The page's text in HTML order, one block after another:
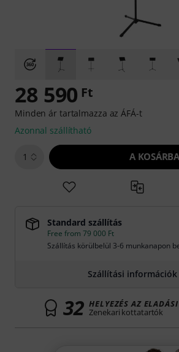
28 590 Ft
Minden ár tartalmazza az ÁFÁ-t
Azonnal szállítható
1 A KOSÁRBA
Standard szállítás
Free from 79 000 Ft
Szállítás körülbelül 3-6 munkanapon
Szállítási információk
32 HELYEZÉS AZ
Zenekari kottatartók